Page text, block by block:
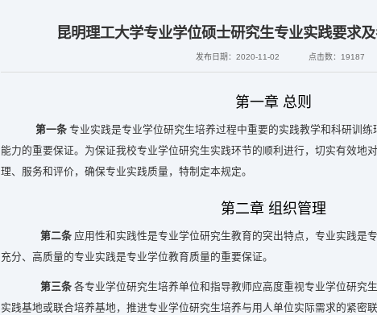
昆明理工大学专业学位硕士研究生专业实践要求及
发布日期：2020-11-02 点击数： 19187
第一章 总则
第一条专业实践是专业学位研究生培养过程中重要的实践教学和科研训
能力的重要保证。为保证我校专业学位研究生实践环节的顺利进行，切实有效地
理、服务和评价，确保专业实践质量，特制定本规定。
第二章 组织管理
第二条 应用性和实践性是专业学位研究生教育的突出特点，专业实践是
充分、高质量的专业实践是专业学位教育质量的重要保证。
第三条各专业学位研究生培养单位和指导教师应高度重视专业学位研究
实践基地或联合培养基地，推进专业学位研究生培养与用人单位实际需求的紧密